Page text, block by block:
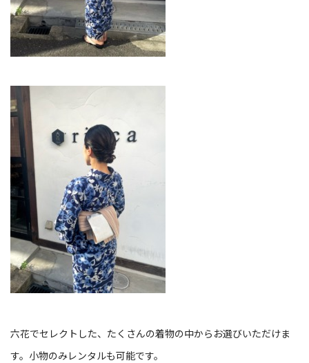
六花でセレクトした、たくさんの着物の中からお選びいただけま
す。小物のみレンタルも可能です。